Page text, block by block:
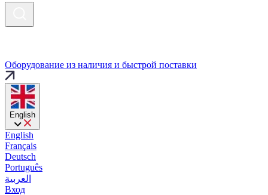
Оборудование из наличия и быстрой поставки
English
English
Français
Deutsch
Português
العربية
Вход